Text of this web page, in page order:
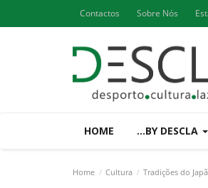
Contactos Sobre Nós
HOME ...BY DESCLA
Home Cultura Tradições do